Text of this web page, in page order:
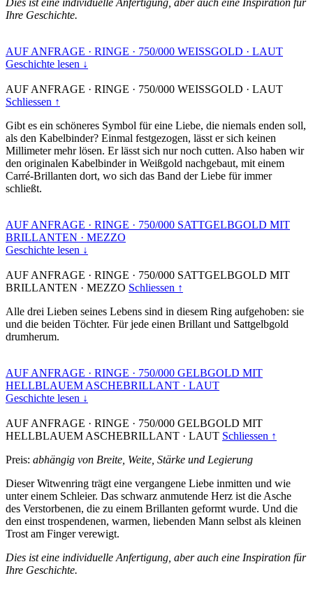
Ihre Geschichte.
AUF ANFRAGE · RINGE · 750/000 WEISSGOLD · LAUT
Geschichte lesen ↓
AUF ANFRAGE · RINGE · 750/000 WEISSGOLD · LAUT
Schliessen ↑
Gibt es ein schöneres Symbol für eine Liebe, die niemals enden soll,
als den Kabelbinder? Einmal festgezogen, lässt er sich keinen
Millimeter mehr lösen. Er lässt sich nur noch cutten. Also haben wir
den originalen Kabelbinder in Weißgold nachgebaut, mit einem
Carré-Brillanten dort, wo sich das Band der Liebe für immer
schließt.
AUF ANFRAGE · RINGE · 750/000 SATTGELBGOLD MIT
BRILLANTEN · MEZZO
Geschichte lesen ↓
AUF ANFRAGE · RINGE · 750/000 SATTGELBGOLD MIT
BRILLANTEN · MEZZO Schliessen ↑
Alle drei Lieben seines Lebens sind in diesem Ring aufgehoben: sie
und die beiden Töchter. Für jede einen Brillant und Sattgelbgold
drumherum.
AUF ANFRAGE · RINGE · 750/000 GELBGOLD MIT
HELLBLAUEM ASCHEBRILLANT · LAUT
Geschichte lesen ↓
AUF ANFRAGE · RINGE · 750/000 GELBGOLD MIT
HELLBLAUEM ASCHEBRILLANT · LAUT Schliessen ↑
Preis: abhängig von Breite, Weite, Stärke und Legierung
Dieser Witwenring trägt eine vergangene Liebe inmitten und wie
unter einem Schleier. Das schwarz anmutende Herz ist die Asche
des Verstorbenen, die zu einem Brillanten geformt wurde. Und die
den einst trospendenen, warmen, liebenden Mann selbst als kleinen
Trost am Finger verewigt.
Dies ist eine individuelle Anfertigung, aber auch eine Inspiration für
Ihre Geschichte.